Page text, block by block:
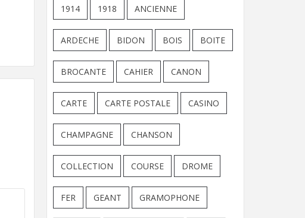
1914 1918 ANCIENNE
ARDECHE BIDON BOIS BOITE
BROCANTE CAHIER CANON
CARTE CARTE POSTALE CASINO
CHAMPAGNE CHANSON
COLLECTION COURSE DROME
FER GEANT GRAMOPHONE